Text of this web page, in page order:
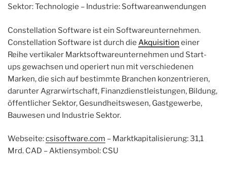
Sektor: Technologie – Industrie: Softwareanwendungen
Constellation Software ist ein Softwareunternehmen.
Constellation Software ist durch die Akquisition einer
Reihe vertikaler Marktsoftwareunternehmen und Start-
ups gewachsen und operiert nun mit verschiedenen
Marken, die sich auf bestimmte Branchen konzentrieren,
darunter Agrarwirtschaft, Finanzdienstleistungen, Bildung,
öffentlicher Sektor, Gesundheitswesen, Gastgewerbe,
Bauwesen und Industrie Sektor.
Webseite:csisoftware.com – Marktkapitalisierung: 31,1
Mrd. CAD – Aktiensymbol: CSU